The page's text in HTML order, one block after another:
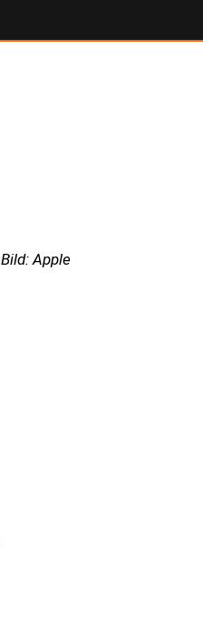
Bild: Apple